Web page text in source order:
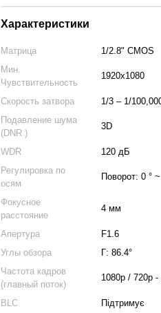
Характеристики
Матрица
1/2.8" CMOS
Мин.
Чувствительность
1920x1080
Скорость затвора
1/3 – 1/
Подавление шума
(DNR )
3D
WDR
120 дБ
Регулировка по
осям
Поворот: 0 °
Фокусное
расстояние
4 мм
Апертура
F1.6
Углы обзора
Г: 86.4°
Частота кадров
(главный поток)
1080р / 720р -
BLC
Підтримує